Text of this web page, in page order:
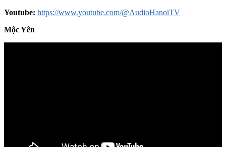
Youtube: https://www.youtube.com/@AudioHanoiTV
Mộc Yên